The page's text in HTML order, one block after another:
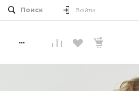
Поиск Войти
...